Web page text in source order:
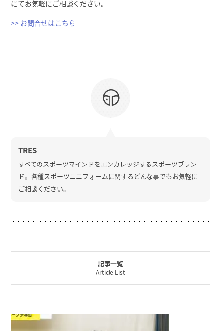
にてお気軽にご相談ください。
>> お問合せはこちら
TRES
すべてのスポーツマインドをエンカレッジするスポーツブラン
ド。各種スポーツユニフォームに関するどんな事でもお気軽に
ご相談ください。
記事一覧
Article List